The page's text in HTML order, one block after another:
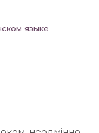
языке